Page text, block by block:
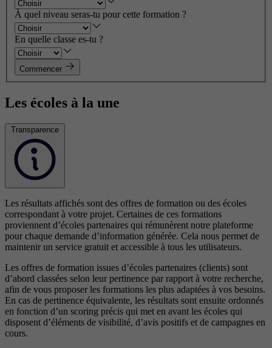
À quel niveau seras-tu pour cette formation ?
En quelle classe es-tu ?
Commencer
Les écoles à la une
Transparence
Les résultats affichés sont des offres de formation ou des écoles
correspondant à votre projet. Certaines de ces formations
proviennent d’écoles partenaires qui rémunèrent notre plateforme
pour chaque demande d’information générée. Cela nous permet de
maintenir un service gratuit et accessible à tous les utilisateurs.
Les offres de formation issues d’écoles partenaires (clients) sont
d’abord classées selon leur pertinence par rapport à votre recherche,
afin de vous proposer les formations les plus adaptées à vos besoins.
En cas de pertinence équivalente, les résultats sont ensuite ordonnés
en fonction d’un scoring précis qui met en avant les écoles qui
disposent d’éléments de visibilité, d’avis positifs et de campagnes en
cours.